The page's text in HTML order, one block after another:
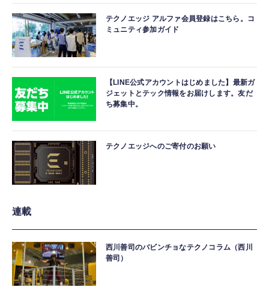
テクノエッジ アルファ会員登録はこちら。コ
ミュニティ参加ガイド
【LINE公式アカウントはじめました】最新ガ
ジェットとテック情報をお届けします。友だ
ち募集中。
テクノエッジへのご寄付のお願い
連載
西川善司のバビンチョなテクノコラム（西川
善司）